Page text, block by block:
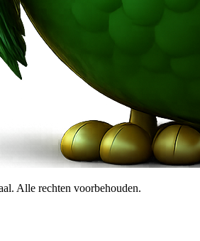
Alle rechten voorbehouden.